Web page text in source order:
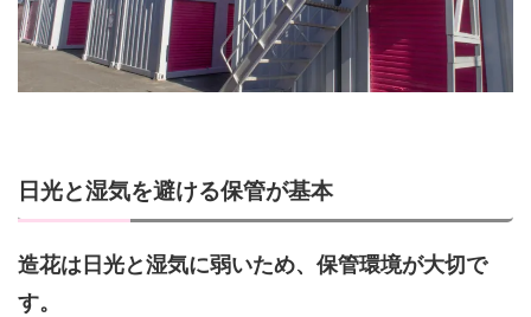
日光と湿気を避ける保管が基本
造花は日光と湿気に弱いため、保管環境が大切で
す。